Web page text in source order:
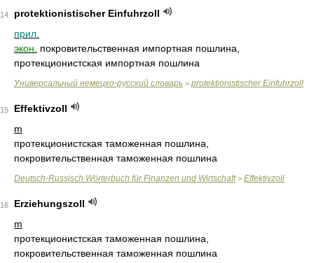
14
protektionistischer Einfuhrzoll
прил.
экон.
покровительственная импортная пошлина,
протекционистская импортная пошлина
Универсальный немецко-русский словарь > protektionistischer Einfuhrzoll
15
Effektivzoll
m
протекционистская таможенная пошлина,
покровительственная таможенная пошлина
Deutsch-Russisch Wörterbuch für Finanzen und Wirtschaft> Effektivzoll
16
Erziehungszoll
m
протекционистская таможенная пошлина,
покровительственная таможенная пошлина